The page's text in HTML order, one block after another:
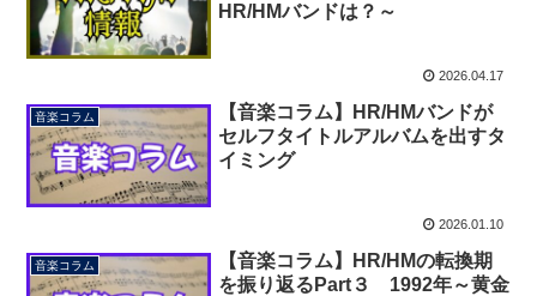
HR/HMバンドは？～
2026.04.17
音楽コラム
【音楽コラム】HR/HMバンドが
セルフタイトルアルバムを出すタ
イミング
2026.01.10
音楽コラム
【音楽コラム】HR/HMの転換期
を振り返るPart３ 1992年～黄金